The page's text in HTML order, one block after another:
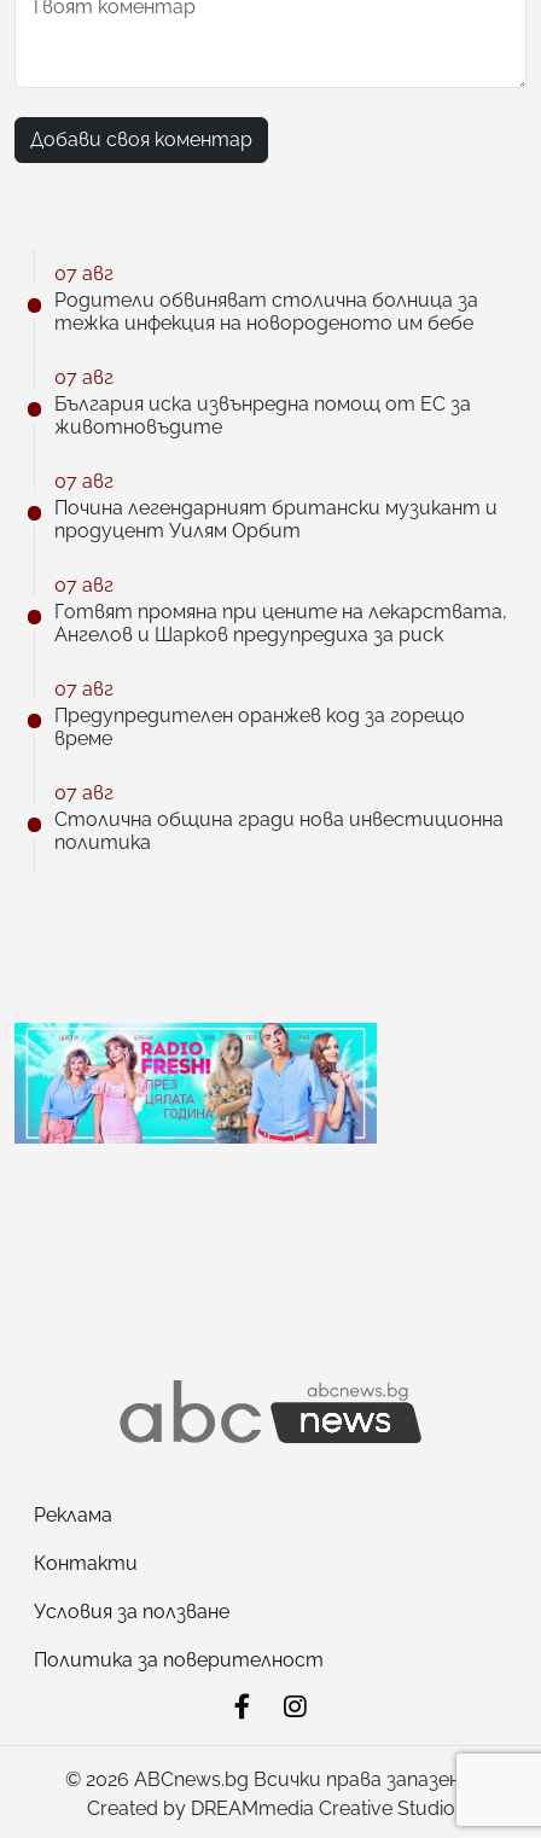
Добави своя коментар
07 авг
Родители обвиняват столична болница за
тежка инфекция на новороденото им бебе
07 авг
България иска извънредна помощ от ЕС за
животновъдите
07 авг
Почина легендарният британски музикант и
продуцент Уилям Орбит
07 авг
Готвят промяна при цените на лекарствата,
Ангелов и Шарков предупредиха за риск
07 авг
Предупредителен оранжев код за горещо
време
07 авг
Столична община гради нова инвестиционна
политика
Реклама
Контакти
Условия за ползване
Политика за поверителност
© 2026 ABCnews.bg Всички права запазени!
Created by DREAMmedia Creative Studio